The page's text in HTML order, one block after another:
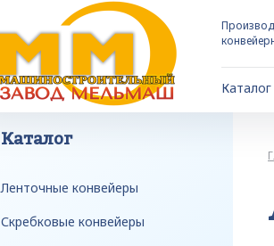
Каталог
Каталог
Ленточные конвейеры
Скребковые конвейеры